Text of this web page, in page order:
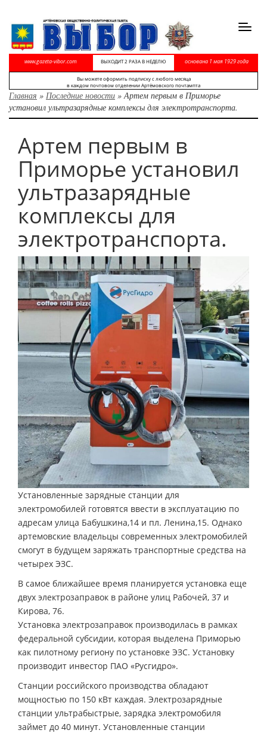
www.gazeta-vibor.com ВЫХОДИТ 2 РАЗА В НЕДЕЛЮ основана 1 мая 1929 года
Вы можете оформить подписку с любого месяца
в каждом почтовом отделении Артёмовского почтампта
Главная » Последние новости »Артем первым в Приморье
установил ультразарядные комплексы для электротранспорта.
Артем первым в
Приморье установил
ультразарядные
комплексы для
электротранспорта.
Установленные зарядные станции для
электромобилей готовятся ввести в эксплуатацию по
адресам улица Бабушкина,14 и пл. Ленина,15. Однако
артемовские владельцы современных электромобилей
смогут в будущем заряжать транспортные средства на
четырех ЭЗС.
В самое ближайшее время планируется установка еще
двух электрозаправок в районе улиц Рабочей, 37 и
Кирова, 76.
Установка электрозаправок производилась в рамках
федеральной субсидии, которая выделена Приморью
как пилотному региону по установке ЭЗС. Установку
производит инвестор ПАО «Русгидро».
Станции российского производства обладают
мощностью по 150 кВт каждая. Электрозарядные
станции ультрабыстрые, зарядка электромобиля
займет до 40 минут. Установленные станции